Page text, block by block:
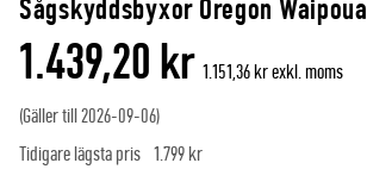
Sågskyddsbyxor Oregon Waipoua
1.439,20 kr 1.151,36 kr exkl. moms
(Gäller till 2026-09-06)
Tidigare lägsta pris 1.799 kr